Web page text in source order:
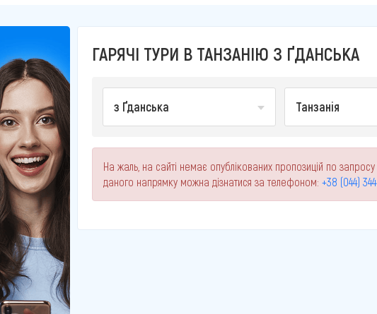
ГАРЯЧІ ТУРИ В ТАНЗАНІЮ З ҐДАНСЬКА
з Ґданська Танзанія
На жаль, на сайті немає опублікованих пропозицій по
даного напрямку можна дізнатися за телефоном: +38 (044)